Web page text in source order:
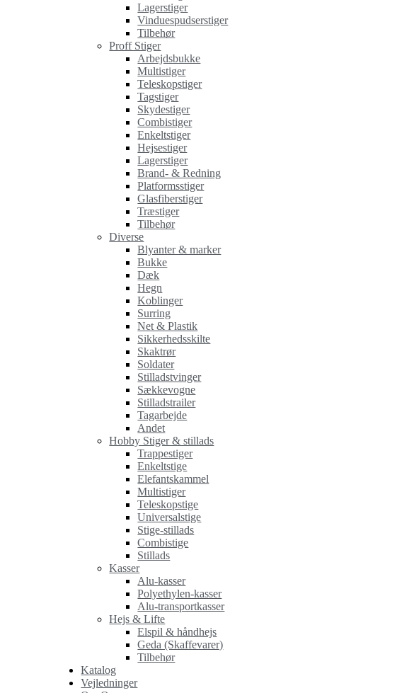
Lagerstiger
Vinduespudserstiger
Tilbehør
Proff Stiger
Arbejdsbukke
Multistiger
Teleskopstiger
Tagstiger
Skydestiger
Combistiger
Enkeltstiger
Hejsestiger
Lagerstiger
Brand- & Redning
Platformsstiger
Glasfiberstiger
Træstiger
Tilbehør
Diverse
Blyanter & marker
Bukke
Dæk
Hegn
Koblinger
Surring
Net & Plastik
Sikkerhedsskilte
Skaktrør
Soldater
Stilladstvinger
Sækkevogne
Stilladstrailer
Tagarbejde
Andet
Hobby Stiger & stillads
Trappestiger
Enkeltstige
Elefantskammel
Multistiger
Teleskopstige
Universalstige
Stige-stillads
Combistige
Stillads
Kasser
Alu-kasser
Polyethylen-kasser
Alu-transportkasser
Hejs & Lifte
Elspil & håndhejs
Geda (Skaffevarer)
Tilbehør
Katalog
Vejledninger